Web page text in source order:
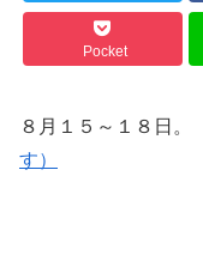
Pocket
８月１５～１８日。
す）